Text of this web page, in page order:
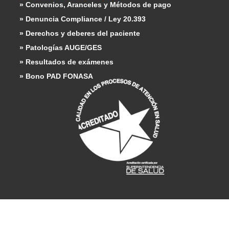
» Convenios, Aranceles y Métodos de pago
» Denuncia Compliance / Ley 20.393
» Derechos y deberes del paciente
» Patologías AUGE/GES
» Resultados de exámenes
» Bono PAD FONASA